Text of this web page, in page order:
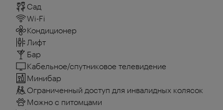
Сад
Wi-Fi
Кондиционер
Лифт
Бар
Кабельное/спутниковое телевидение
Минибар
Ограниченный доступ для инвалидных колясок
Можно с питомцами